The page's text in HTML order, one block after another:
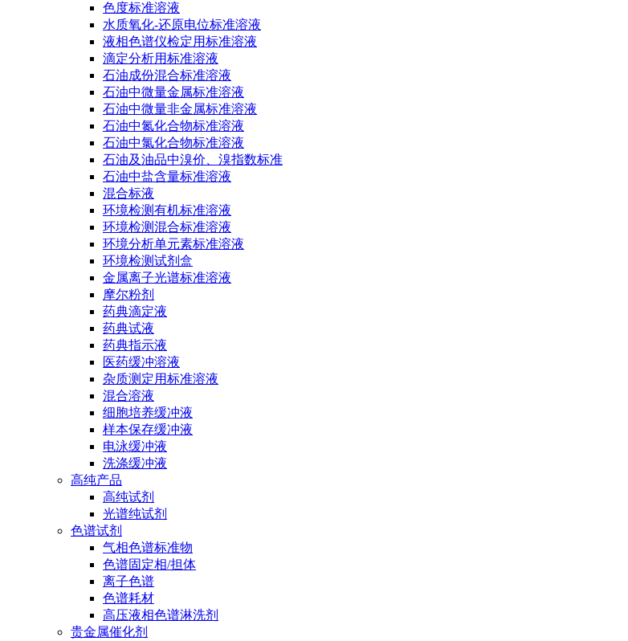
色度标准溶液
水质氧化-还原电位标准溶液
液相色谱仪检定用标准溶液
滴定分析用标准溶液
石油成份混合标准溶液
石油中微量金属标准溶液
石油中微量非金属标准溶液
石油中氮化合物标准溶液
石油中氯化合物标准溶液
石油及油品中溴价、溴指数标准
石油中盐含量标准溶液
混合标液
环境检测有机标准溶液
环境检测混合标准溶液
环境分析单元素标准溶液
环境检测试剂盒
金属离子光谱标准溶液
摩尔粉剂
药典滴定液
药典试液
药典指示液
医药缓冲溶液
杂质测定用标准溶液
混合溶液
细胞培养缓冲液
样本保存缓冲液
电泳缓冲液
洗涤缓冲液
高纯产品
高纯试剂
光谱纯试剂
色谱试剂
气相色谱标准物
色谱固定相/担体
离子色谱
色谱耗材
高压液相色谱淋洗剂
贵金属催化剂